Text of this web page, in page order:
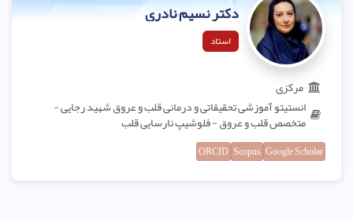
دکتر نسیم نادری
استاد
مرکزی
انستیتو آموزشی تحقیقاتی و درمانی قلب و عروق شهید رجایی -
متخصص قلب و عروق - فلوشیپ نارسایی قلب
Google Scholar
Scopus
ORCID